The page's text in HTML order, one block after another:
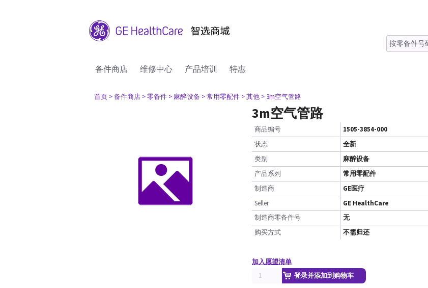
备件商店 维修中心 产品培训 特惠
首页 > 备件商店 > 零备件 > 麻醉设备 > 常用零配件 > 其他 > 3m空气管路
3m空气管路
商品编号
1505-3854-000
状态
全新
类别
麻醉设备
产品系列
常用零配件
制造商
GE医疗
Seller
GE HealthCare
制造商零备件号
无
购买方式
不需归还
加入愿望清单
登录并添加到购物车